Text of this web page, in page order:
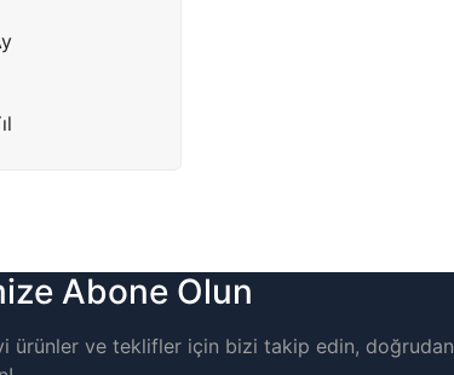
Abone Olun
ürünler ve teklifler için bizi takip edin,